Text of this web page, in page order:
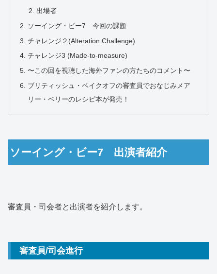
出場者
ソーイング・ビー7 今回の課題
チャレンジ２(Alteration Challenge)
チャレンジ3 (Made-to-measure)
〜この回を視聴した海外ファンの方たちのコメント〜
ブリティッシュ・ベイクオフの審査員でおなじみメア
リー・ベリーのレシピ本が発売！
ソーイング・ビー7 出演者紹介
審査員・司会者と出演者を紹介します。
審査員/司会進行